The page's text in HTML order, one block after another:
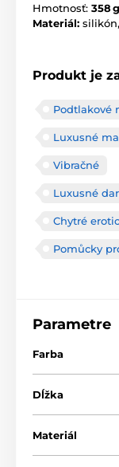
Hmotnosť: 358 g
Materiál:
Produkt je
Podtlakové
Luxusné
Vibračné
Luxusné
Chytré
Pomůcky
Parametre
Farba
Dĺžka
Materiál